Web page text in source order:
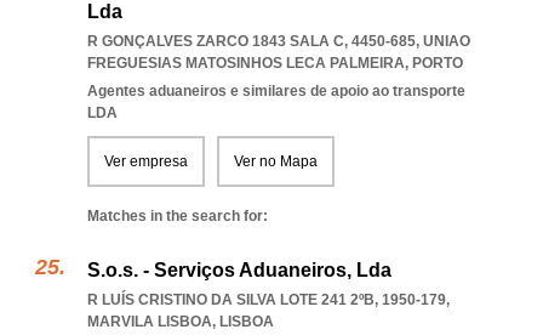
Lda
R GONÇALVES ZARCO 1843 SALA C, 4450-685, UNIAO
FREGUESIAS MATOSINHOS LECA PALMEIRA, PORTO
Agentes aduaneiros e similares de apoio ao transporte
LDA
Ver empresa Ver no Mapa
Matches in the search for:
S.o.s. - Serviços Aduaneiros, Lda
R LUÍS CRISTINO DA SILVA LOTE 241 2ºB, 1950-179,
MARVILA LISBOA, LISBOA